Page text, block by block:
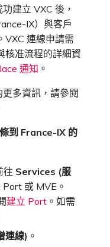
建立 VXC 後，
IX）與客戶
VXC 連線申請需
核准流程的詳細資
通知 。
多資訊，請參閱
到 France-IX 的
往 Services (服
或 MVE。
建立 Port 。如需
連線) 。